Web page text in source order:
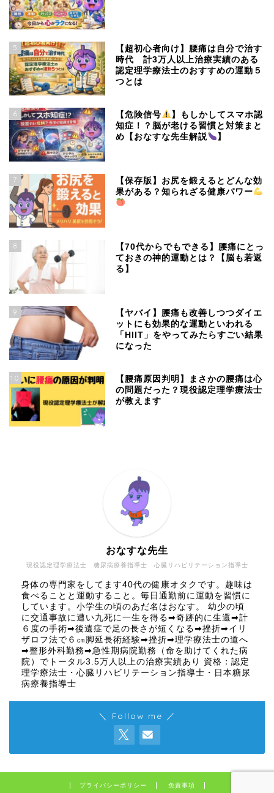
5
【超初心者向け】腰痛は自分で治す
時代 計3万人以上治療実績のある
認定理学療法士のおすすめの運動５
つとは
6 【危険信号
】もしかしてスマホ認
知症！？脳が老ける習慣と対策まと
め【おなすな先生解説
】
7
【保存版】お尻を鍛えるとどんな効
果がある？知られざる健康パワー
8
【70代からでもできる】腰痛にとっ
ておきの神的運動とは？【脳も若返
る】
9
【ヤバイ】腰痛も改善しつつダイエ
ットにも効果的な運動といわれる
「HIIT」をやってみたらすごい結果
になった
10
【腰痛原因判明】まさかの腰痛は心
の問題だった？現役認定理学療法士
が教えます
現役認定理学療法士 糖尿病療養指導士 心臓リハビリテーション指導士
おなすな先生
身体の専門家をしてます40代の健康オタクです。趣味は
食べることと運動すること。毎日通勤前に運動を習慣に
しています。小学生の頃のあだ名はおなす。 幼少の頃
に交通事故に遭い九死に一生を得る➡奇跡的に生還➡計
６度の手術➡後遺症で足の長さが短くなる➡挫折➡イリ
ザロフ法で６㎝脚延長術経験➡挫折➡理学療法士の道へ
➡整形外科勤務➡急性期病院勤務（命を助けてくれた病
院）でトータル3.5万人以上の治療実績あり 資格：認定
理学療法士・心臓リハビリテーション指導士・日本糖尿
病療養指導士
＼ Follow me ／
プライバシーポリシー 免責事項